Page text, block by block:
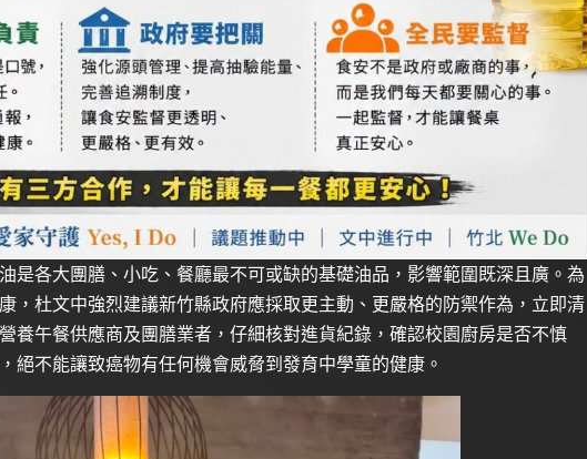
是各大團膳、小吃、餐廳最不可或缺的基礎油品，影響範圍既深且廣。為
，杜文中強烈建議新竹縣政府應採取更主動、更嚴格的防禦作為，立即清
養午餐供應商及團膳業者，仔細核對進貨紀錄，確認校園廚房是否不慎
絕不能讓致癌物有任何機會威脅到發育中學童的健康。